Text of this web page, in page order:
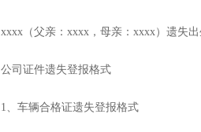
xxxx（父亲：xxxx，母亲：xxxx）遗失
公司证件遗失登报格式
1、车辆合格证遗失登报格式